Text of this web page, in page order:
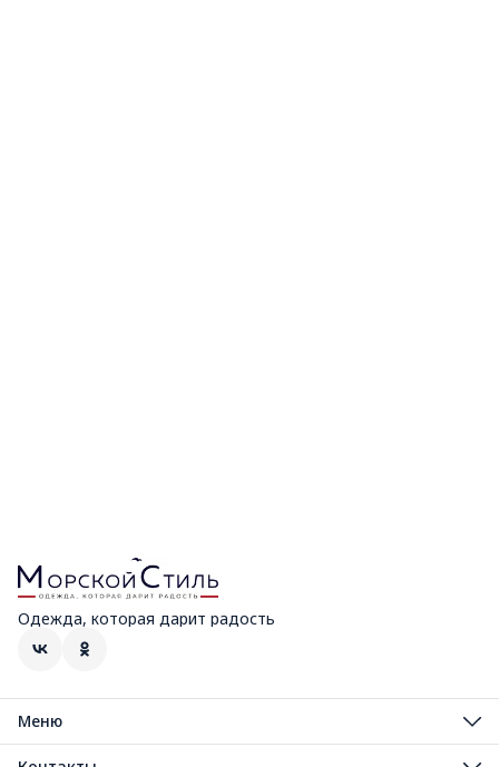
Одежда, которая дарит радость
Меню
Мужская коллекция